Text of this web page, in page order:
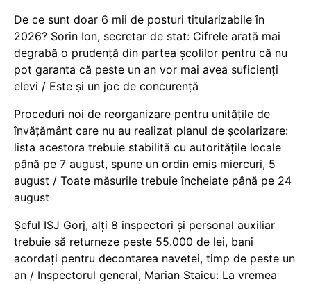
De ce sunt doar 6 mii de posturi titularizabile în
2026? Sorin Ion, secretar de stat: Cifrele arată mai
degrabă o prudență din partea școlilor pentru că nu
pot garanta că peste un an vor mai avea suficienți
elevi / Este și un joc de concurență
Proceduri noi de reorganizare pentru unitățile de
învățământ care nu au realizat planul de școlarizare:
lista acestora trebuie stabilită cu autoritățile locale
până pe 7 august, spune un ordin emis miercuri, 5
august / Toate măsurile trebuie încheiate până pe 24
august
Șeful ISJ Gorj, alți 8 inspectori și personal auxiliar
trebuie să returneze peste 55.000 de lei, bani
acordați pentru decontarea navetei, timp de peste un
an / Inspectorul general, Marian Staicu: La vremea